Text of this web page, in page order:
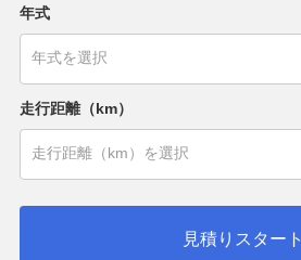
年式
走行距離（km）
見積りスタート